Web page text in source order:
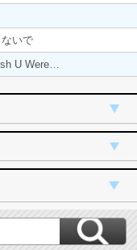
いで
U Were…